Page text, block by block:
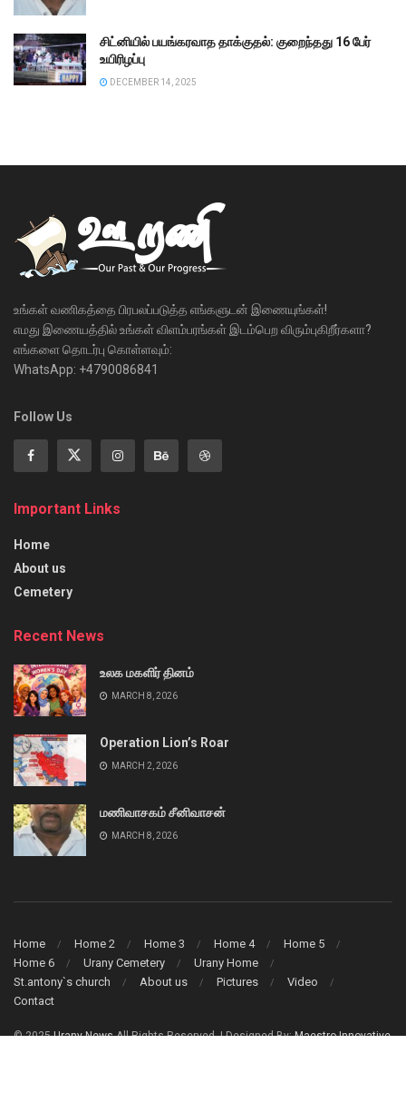
சிட்னியில் பயங்கரவாத தாக்குதல்: குறைந்தது 16 பேர்
உயிரிழப்பு
DECEMBER 14, 2025
உங்கள் வணிகத்தை பிரபலப்படுத்த எங்களுடன் இணையுங்கள்!
எமது இணையத்தில் உங்கள் விளம்பரங்கள் இடம்பெற விரும்புகிறீர்களா?
எங்களை தொடர்பு கொள்ளவும்:
WhatsApp: +4790086841
Follow Us
Important Links
Home
About us
Cemetery
Recent News
உலக மகளிர் தினம்
MARCH 8, 2026
Operation Lion’s Roar
MARCH 2, 2026
மணிவாசகம் சீனிவாசன்
MARCH 8, 2026
Home Home 2 Home 3 Home 4
Home 5
Home 6
Urany Cemetery
Urany Home
St.antony`s church
About us Pictures
Video
Contact
© 2025Urany NewsAll Rights Reserved. | Designed By:Maestro Innovative